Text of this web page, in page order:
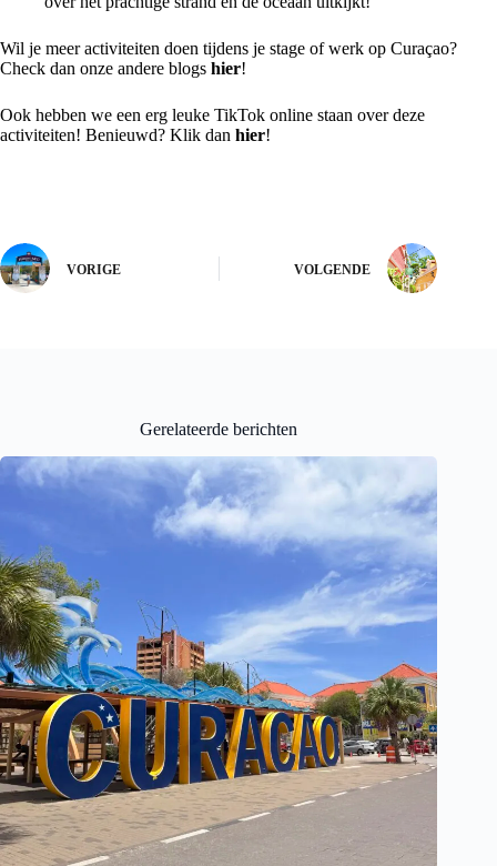
Wil je meer activiteiten doen tijdens je stage of werk op Curaçao?
Check dan onze andere blogs hier!
Ook hebben we een erg leuke TikTok online staan over deze
activiteiten! Benieuwd? Klik dan hier!
VORIGE VOLGENDE
Gerelateerde berichten